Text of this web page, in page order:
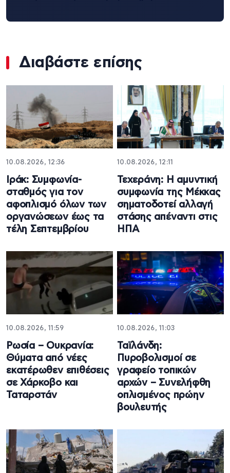
Διαβάστε επίσης
10.08.2026, 12:36
Ιράκ: Συμφωνία-
σταθμός για τον
αφοπλισμό όλων των
οργανώσεων έως τα
τέλη Σεπτεμβρίου
10.08.2026, 12:11
Τεχεράνη: Η αμυντική
συμφωνία της Μέκκας
σηματοδοτεί αλλαγή
στάσης απέναντι στις
ΗΠΑ
10.08.2026, 11:59
Ρωσία – Ουκρανία:
Θύματα από νέες
εκατέρωθεν επιθέσεις
σε Χάρκοβο και
Ταταρστάν
10.08.2026, 11:03
Ταϊλάνδη:
Πυροβολισμοί σε
γραφείο τοπικών
αρχών – Συνελήφθη
οπλισμένος πρώην
βουλευτής